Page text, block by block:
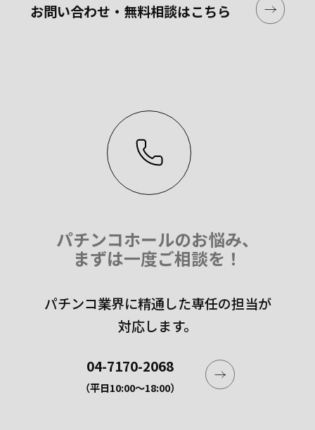
お問い合わせ・無料相談はこちら
パチンコホールのお悩み、
まずは一度ご相談を！
パチンコ業界に精通した専任の担当が
対応します。
04-7170-2068
（平日10:00〜18:00）